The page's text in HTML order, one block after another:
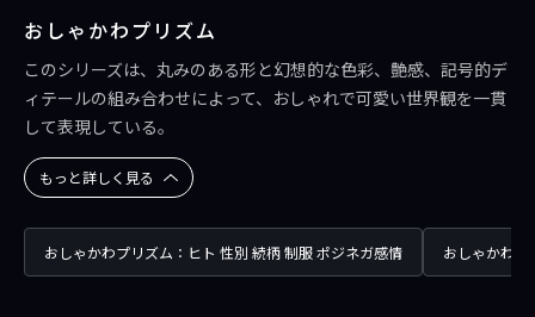
おしゃかわプリズム
このシリーズは、丸みのある形と幻想的な色彩、艶感、記号的デ
ィテールの組み合わせによって、おしゃれで可愛い世界観を一貫
して表現している。
もっと詳しく見る
おしゃかわプリズム：ヒト 性別 続柄 制服 ポジネガ感情 おしゃかわプ